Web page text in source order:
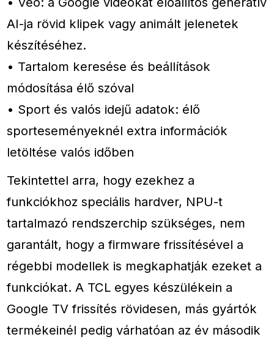
AI-ja rövid klipek vagy animált jelenetek
készítéséhez.
• Tartalom keresése és beállítások
módosítása élő szóval
• Sport és valós idejű adatok: élő
sporteseményeknél extra információk
letöltése valós időben
Tekintettel arra, hogy ezekhez a
funkciókhoz speciális hardver, NPU-t
tartalmazó rendszerchip szükséges, nem
garantált, hogy a firmware frissítésével a
régebbi modellek is megkaphatják ezeket a
funkciókat. A TCL egyes készülékein a
Google TV frissítés rövidesen, más gyártók
termékeinél pedig várhatóan az év második